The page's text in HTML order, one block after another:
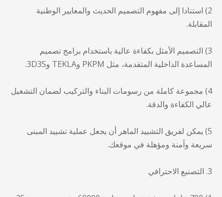
2) استنادا إلى مفهوم التصميم الحديث والمعايير الوطنية
المقابلة.
3) التصميم الأمثل بكفاءة عالية باستخدام برامج تصميم
المساعدة الداخلية المتقدمة، مثل PKPM وTEKLA و3D3S.
4) مجموعة كاملة من رسومات البناء والتركيب لضمان التشغيل
عالي الكفاءة والدقة.
5) يمكن لفريق التشييد الماهر أن يجعل عملية تشييد المبنى
سريعة وآمنة ومؤهلة في موقعك.
3. التصنيع الاحترافي